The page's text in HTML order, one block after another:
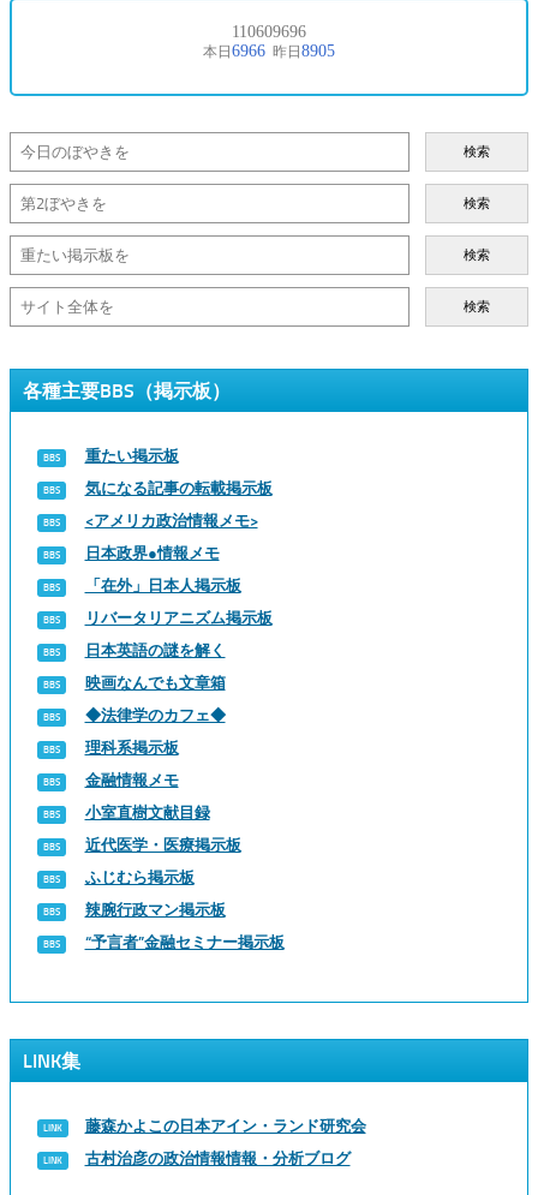
検索
検索
検索
検索
各種主要BBS（掲示板）
重たい掲示板
気になる記事の転載掲示板
<アメリカ政治情報メモ>
日本政界●情報メモ
「在外」日本人掲示板
リバータリアニズム掲示板
日本英語の謎を解く
映画なんでも文章箱
◆法律学のカフェ◆
理科系掲示板
金融情報メモ
小室直樹文献目録
近代医学・医療掲示板
ふじむら掲示板
辣腕行政マン掲示板
“予言者”金融セミナー掲示板
LINK集
藤森かよこの日本アイン・ランド研究会
古村治彦の政治情報情報・分析ブログ